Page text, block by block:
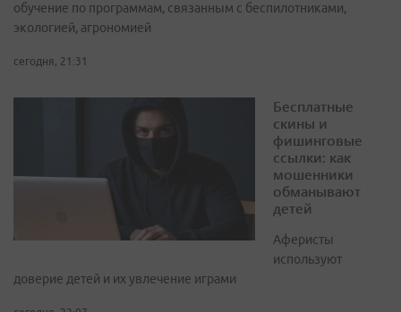
обучение по программам, связанным с беспилотниками,
экологией, агрономией
сегодня, 21:31
Бесплатные
скины и
фишинговые
ссылки: как
мошенники
обманывают
детей
Аферисты
используют
доверие детей и их увлечение играми